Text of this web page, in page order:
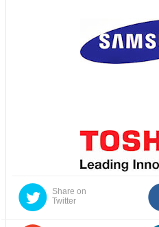
Share on
Twitter